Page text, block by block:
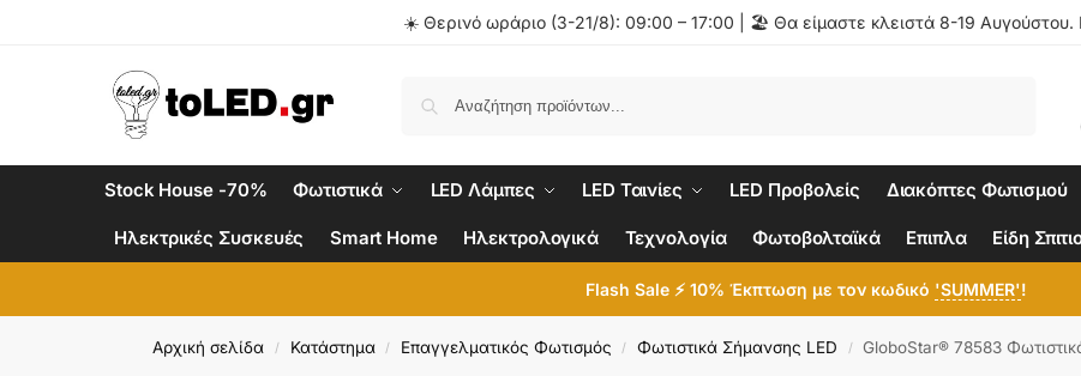
☀️ Θερινό ωράριο (3-21/8): 09:00 – 17:00 | 🏖️ Θα είμαστε κλειστά 8-19 Αυγούστου.
Stock House -70% Φωτιστικά LED Λάμπες LED Ταινίες LED Προβολείς Διακόπτες Φωτισμού
Ηλεκτρικές Συσκευές Smart Home Ηλεκτρολογικά Τεχνολογία Φωτοβολταϊκά Επιπλα Είδη
Flash Sale ⚡ 10% Έκπτωση με τον κωδικό 'SUMMER'!
Αρχική σελίδα / Κατάστημα / Επαγγελματικός Φωτισμός / Φωτιστικά Σήμανσης LED / GloboStar® 78583 Φωτιστικό Ταμπέλα Φωτεινή Επιγραφή